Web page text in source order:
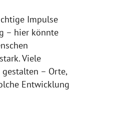
Impulse
– hier könnte
Viele
– Orte,
Entwicklung